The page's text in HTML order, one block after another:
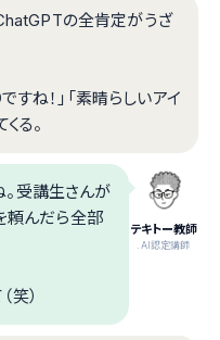
の全肯定がうざ
すね！」「素晴らしいアイ
る。
テキトー教師
.AI認定講師
受講生さんが
頼んだら全部
笑）